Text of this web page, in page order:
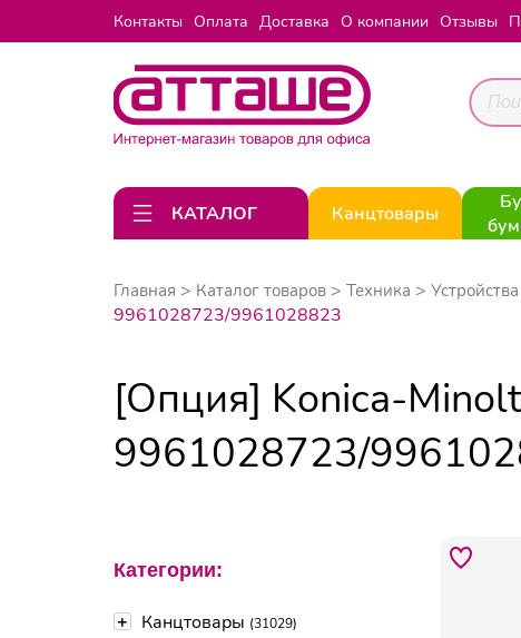
Контакты Оплата Доставка О компании Отзывы
КАТАЛОГ Канцтовары
Главная Каталог товаров Техника
9961028723/9961028823
Категории:
+ Канцтовары (31029)
[Опция] Konica-
9961028723/